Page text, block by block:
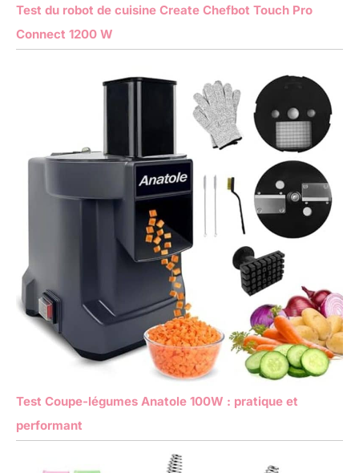
Test du robot de cuisine Create Chefbot Touch Pro
Connect 1200 W
Test Coupe-légumes Anatole 100W : pratique et
performant